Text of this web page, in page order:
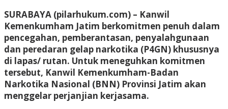
SURABAYA (pilarhukum.com) – Kanwil
Kemenkumham Jatim berkomitmen penuh dalam
pencegahan, pemberantasan, penyalahgunaan
dan peredaran gelap narkotika (P4GN) khususnya
di lapas/ rutan. Untuk meneguhkan komitmen
tersebut, Kanwil Kemenkumham-Badan
Narkotika Nasional (BNN) Provinsi Jatim akan
menggelar perjanjian kerjasama.